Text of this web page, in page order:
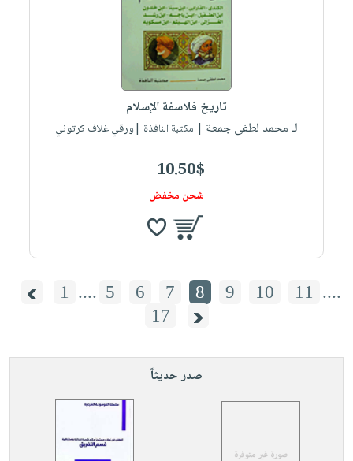
تاريخ فلاسفة الإسلام
لـ محمد لطفى جمعة | مكتبة النافذة |ورقي غلاف كرتوني
10.50$
شحن مخفض
1 .... 5 6 7 8 9 10 11 ....
17
صدر حديثاً